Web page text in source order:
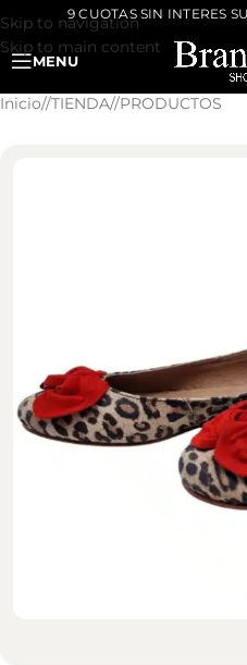
Skip to navigation
Skip to main content
9 CUOTAS SIN INTERES
MENU
Inicio/ TIENDA/ PRODUCTOS